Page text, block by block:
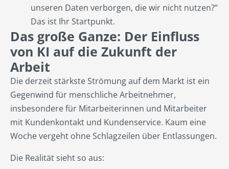
unseren Daten verborgen, die wir nicht nutzen?“
Das ist Ihr Startpunkt.
Das große Ganze: Der Einfluss
von KI auf die Zukunft der
Arbeit
Die derzeit stärkste Strömung auf dem Markt ist ein
Gegenwind für menschliche Arbeitnehmer,
insbesondere für Mitarbeiterinnen und Mitarbeiter
mit Kundenkontakt und Kundenservice. Kaum eine
Woche vergeht ohne Schlagzeilen über Entlassungen.
Die Realität sieht so aus: